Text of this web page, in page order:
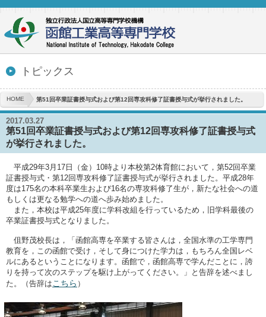
トピックス
HOME 第51回卒業証書授与式および第12回専攻科修了証書授与式が挙行されました。
2017.03.27
第51回卒業証書授与式および第12回専攻科修了証書授与式
が挙行されました。
平成29年3月17日（金）10時より本校第2体育館において，第52回卒業
証書授与式・第12回専攻科修了証書授与式が挙行されました。平成28年
度は175名の本科卒業生および16名の専攻科修了生が，新たな社会への道
もしくは更なる勉学への道へ歩み始めました。
また，本校は平成25年度に学科改組を行っているため，旧学科最後の
卒業証書授与式となりました。
伹野茂校長は，「函館高専を卒業する皆さんは，全国水準の工学専門
教育を，この函館で受け，そして身につけた学力は，もちろん全国レベ
ルにあるということになります。函館で，函館高専で学んだことに，誇
りを持って次のステップを駆け上がってください。」と告辞を述べまし
た。（告辞は こちら ）